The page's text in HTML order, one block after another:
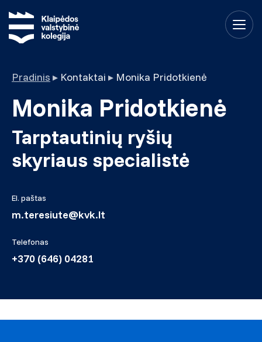
Pradinis ▸ Kontaktai ▸ Monika Pridotkienė
Monika Pridotkienė
Tarptautinių ryšių
skyriaus specialistė
El. paštas
m.teresiute@kvk.lt
Telefonas
+370 (646) 04281